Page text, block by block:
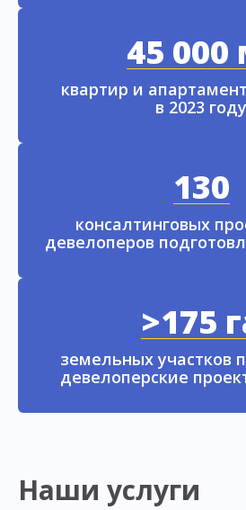
45 000
квартир и
в 2023 году
130
консалтинговых
девелоперов
>175
земельных участков
девелоперские
Наши услуги